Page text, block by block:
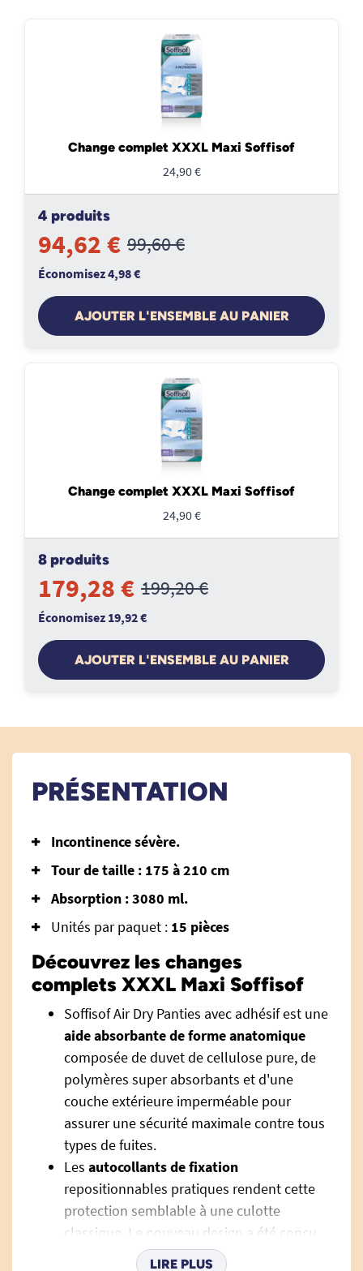
Change complet XXXL Maxi Soffisof
24,90 €
4 produits
94,62 € 99,60 €
Économisez 4,98 €
AJOUTER L'ENSEMBLE AU PANIER
Change complet XXXL Maxi Soffisof
24,90 €
8 produits
179,28 € 199,20 €
Économisez 19,92 €
AJOUTER L'ENSEMBLE AU PANIER
PRÉSENTATION
Incontinence sévère.
Tour de taille : 175 à 210 cm
Absorption : 3080 ml.
Unités par paquet : 15 pièces
Découvrez les changes
complets XXXL Maxi Soffisof
Soffisof Air Dry Panties avec adhésif est une
aide absorbante de forme anatomique
composée de duvet de cellulose pure, de
polymères super absorbants et d'une
couche extérieure imperméable pour
assurer une sécurité maximale contre tous
types de fuites.
Les autocollants de fixation
repositionnables pratiques rendent cette
protection semblable à une culotte
classique. Le nouveau design a été conçu
pour garantir un confort maximal.
LIRE PLUS